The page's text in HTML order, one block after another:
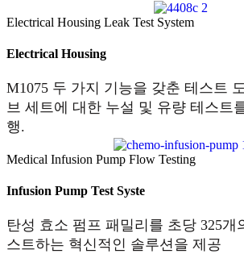
Electrical Housing Leak Test System
Electrical Housing
M1075 두 가지 기능을 갖춘 테스트
브 세트에 대한 누설 및 유량 테스트
행.
Medical Infusion Pump Flow Testing
Infusion Pump Test Syste
탄성 효소 펌프 패밀리를 초당 325개
스트하는 혁신적인 솔루션을 제공